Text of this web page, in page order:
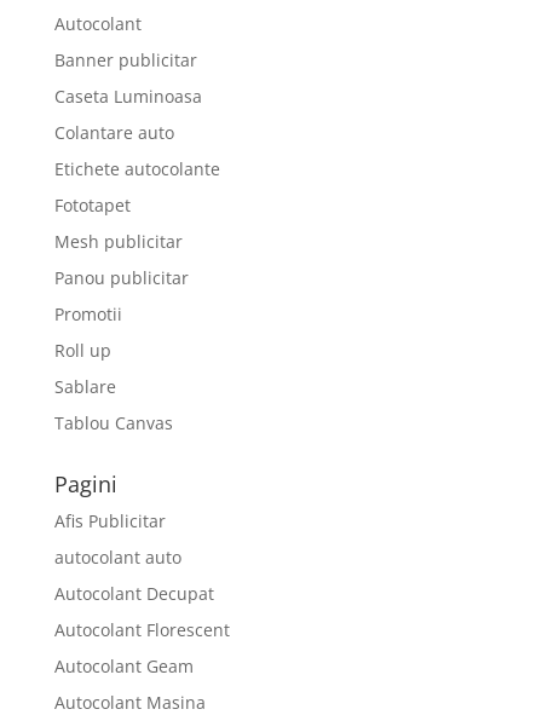
Autocolant
Banner publicitar
Caseta Luminoasa
Colantare auto
Etichete autocolante
Fototapet
Mesh publicitar
Panou publicitar
Promotii
Roll up
Sablare
Tablou Canvas
Pagini
Afis Publicitar
autocolant auto
Autocolant Decupat
Autocolant Florescent
Autocolant Geam
Autocolant Masina